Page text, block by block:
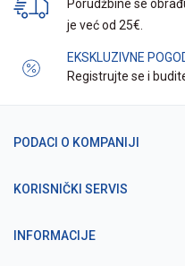
Porudžbine se
je već od 25€.
EKSKLUZIVNE
Registrujte se i
PODACI O KOMPANIJI
KORISNIČKI SERVIS
INFORMACIJE